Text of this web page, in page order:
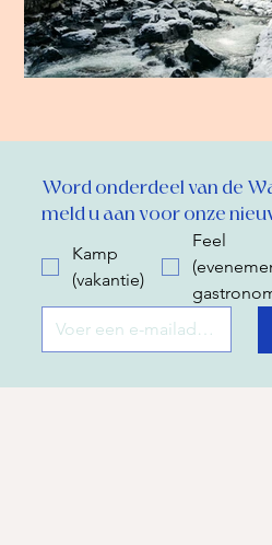
Word onderdeel van de
meld u aan voor onze
Kamp
(vakantie)
Feel